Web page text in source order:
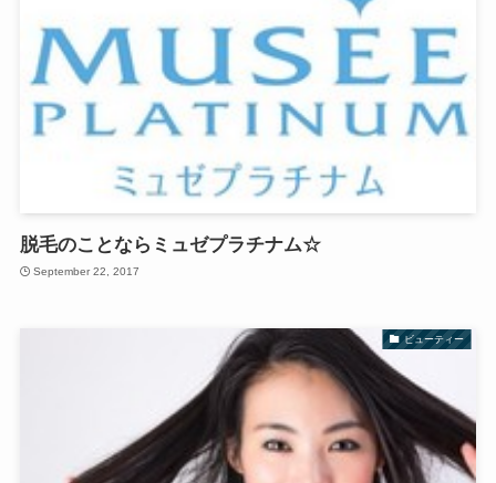
脱毛のことならミュゼプラチナム☆
September 22, 2017
ビューティー